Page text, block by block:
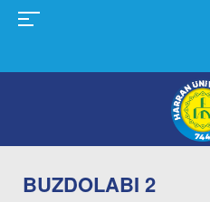
BUZDOLABI 2